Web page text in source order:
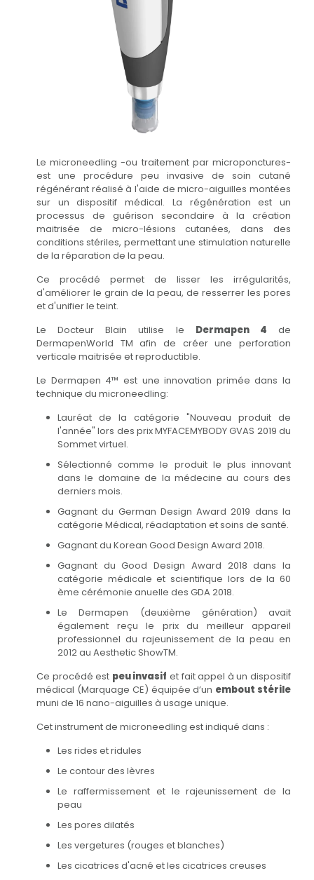
Le microneedling -ou traitement par microponctures-
est une procédure peu invasive de soin cutané
régénérant réalisé à l'aide de micro-aiguilles montées
sur un dispositif médical. La régénération est un
processus de guérison secondaire à la création
maitrisée de micro-lésions cutanées, dans des
conditions stériles, permettant une stimulation naturelle
de la réparation de la peau.
Ce procédé permet de lisser les irrégularités,
d'améliorer le grain de la peau, de resserrer les pores
et d'unifier le teint.
Le Docteur Blain utilise le Dermapen 4 de
DermapenWorld TM afin de créer une perforation
verticale maitrisée et reproductible.
Le Dermapen 4™️ est une innovation primée dans la
technique du microneedling:
Lauréat de la catégorie "Nouveau produit de
l'année" lors des prix MYFACEMYBODY GVAS 2019 du
Sommet virtuel.
Sélectionné comme le produit le plus innovant
dans le domaine de la médecine au cours des
derniers mois.
Gagnant du German Design Award 2019 dans la
catégorie Médical, réadaptation et soins de santé.
Gagnant du Korean Good Design Award 2018.
Gagnant du Good Design Award 2018 dans la
catégorie médicale et scientifique lors de la 60
ème cérémonie anuelle des GDA 2018.
Le Dermapen (deuxième génération) avait
également reçu le prix du meilleur appareil
professionnel du rajeunissement de la peau en
2012 au Aesthetic ShowTM.
Ce procédé est peu invasif et fait appel à un dispositif
médical (Marquage CE) équipée d’un embout stérile
muni de 16 nano-aiguilles à usage unique.
Cet instrument de microneedling est indiqué dans :
Les rides et ridules
Le contour des lèvres
Le raffermissement et le rajeunissement de la
peau
Les pores dilatés
Les vergetures (rouges et blanches)
Les cicatrices d'acné et les cicatrices creuses